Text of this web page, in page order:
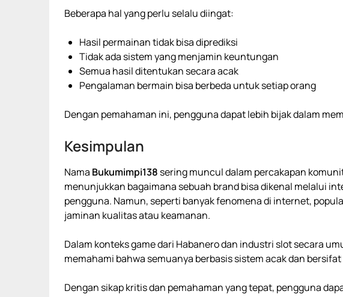
Beberapa hal yang perlu selalu diingat:
Hasil permainan tidak bisa diprediksi
Tidak ada sistem yang menjamin keuntungan
Semua hasil ditentukan secara acak
Pengalaman bermain bisa berbeda untuk setiap orang
Dengan pemahaman ini, pengguna dapat lebih bijak dalam
Kesimpulan
Nama Bukumimpi138 sering muncul dalam percakapan
menunjukkan bagaimana sebuah brand bisa dikenal melalui
pengguna. Namun, seperti banyak fenomena di internet,
jaminan kualitas atau keamanan.
Dalam konteks game dari Habanerodan industri slot secara
memahami bahwa semuanya berbasis sistem acak dan
Dengan sikap kritis dan pemahaman yang tepat, pengguna